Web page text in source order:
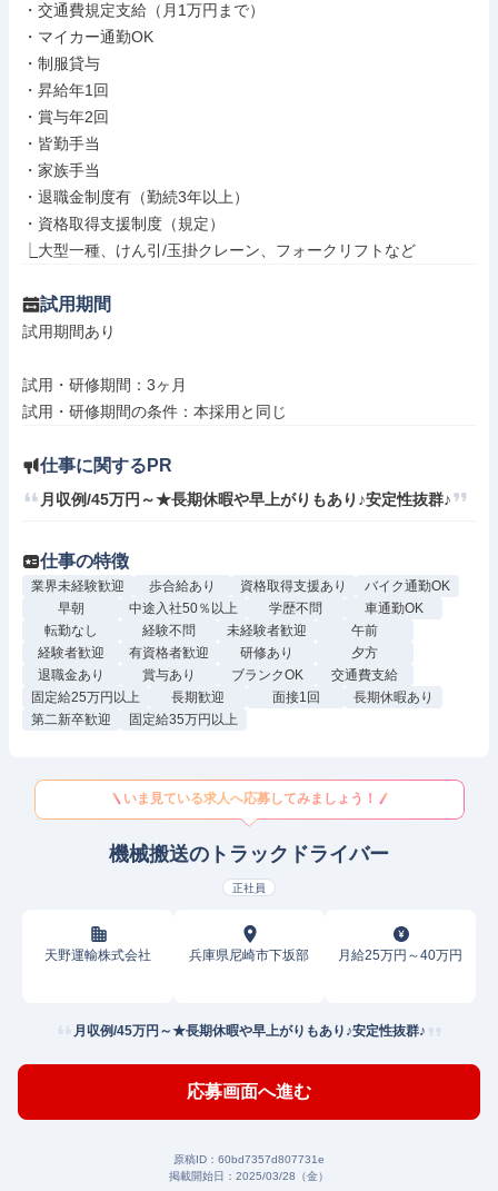
・交通費規定支給（月1万円まで）
・マイカー通勤OK
・制服貸与
・昇給年1回
・賞与年2回
・皆勤手当
・家族手当
・退職金制度有（勤続3年以上）
・資格取得支援制度（規定）
⎿大型一種、けん引/玉掛クレーン、フォークリフトなど
試用期間
試用期間あり
試用・研修期間：3ヶ月
仕事に関するPR
月収例/45万円～★長期休暇や早上がりもあり♪安定性抜群♪
仕事の特徴
業界未経験歓迎 歩合給あり 資格取得支援あり
バイク通勤OK
早朝
中途入社50％以上 学歴不問
車通勤OK
転勤なし
経験不問 未経験者歓迎
午前
経験者歓迎
有資格者歓迎 研修あり
夕方
退職金あり
賞与あり ブランクOK
交通費支給
固定給25万円以上
長期歓迎 面接1回
長期休暇あり
第二新卒歓迎
固定給35万円以上
いま見ている求人へ応募してみましょう！
機械搬送のトラックドライバー
正社員
天野運輸株式会社 兵庫県尼崎市下坂部 月給25万円～40万円
月収例/45万円～★長期休暇や早上がりもあり♪安定性抜群♪
応募画面へ進む
原稿ID： 60bd7357d807731e
掲載開始日： 2025/03/28（金）